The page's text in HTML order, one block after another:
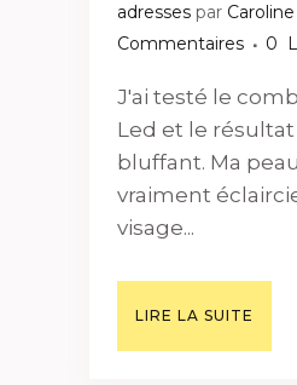
adresses par Caroline
Commentaires
0
J'ai testé le
Led et le
bluffant. Ma
vraiment
visage...
LIRE LA SUITE